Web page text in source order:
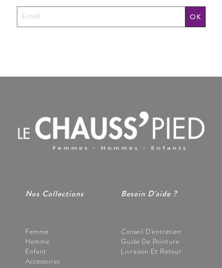
OK
Nos Collections
Femme
Homme
Enfant
Accessoires
Besoin D'aide ?
Conseil D'entretien
Guide De Pointure
Livraison Et Retour